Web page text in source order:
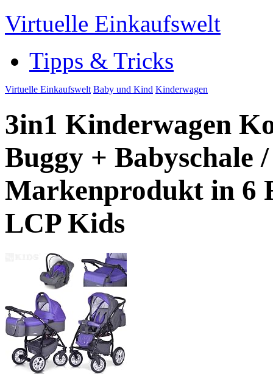
Virtuelle Einkaufswelt
Tipps & Tricks
Virtuelle Einkaufswelt Baby und Kind Kinderwagen
3in1 Kinderwagen
Buggy + Babyschale
Markenprodukt in 6
LCP Kids